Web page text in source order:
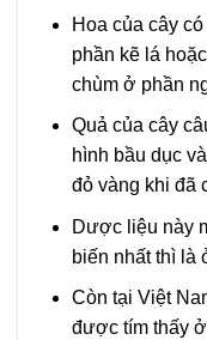
Hoa của cây
phần kẽ lá
chùm ở phần
Quả của cây
hình bầu dục
đỏ vàng khi đã
Dược liệu này
biến nhất thì là
Còn tại Việt
được tím thấy